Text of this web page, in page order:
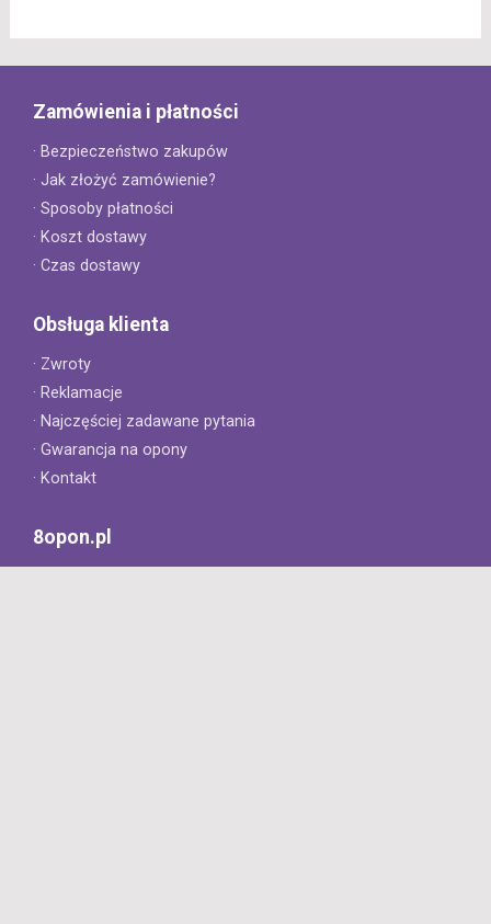
Zamówienia i płatności
· Bezpieczeństwo zakupów
· Jak złożyć zamówienie?
· Sposoby płatności
· Koszt dostawy
· Czas dostawy
Obsługa klienta
· Zwroty
· Reklamacje
· Najczęściej zadawane pytania
· Gwarancja na opony
· Kontakt
8opon.pl